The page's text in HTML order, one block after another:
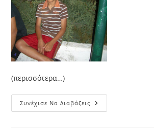
(περισσότερα…)
Συνέχισε Να Διαβάζεις Ο
Φάρος